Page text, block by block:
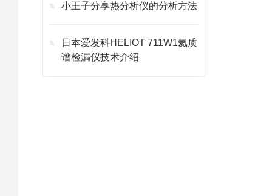
小王子分享热分析仪的分析方法
日本爱发科HELIOT 711W1氦质
谱检漏仪技术介绍